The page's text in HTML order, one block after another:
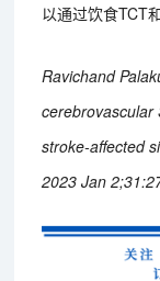
以通过饮食TCT
Ravichand
cerebrovascular
stroke-affected
2023 Jan